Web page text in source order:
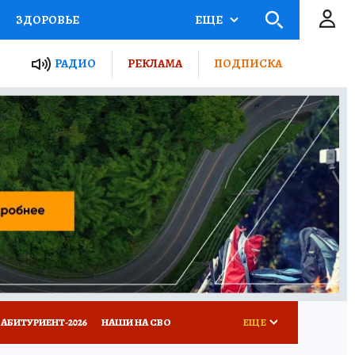
ЗДОРОВЬЕ
РОССИИ
ПУТЕВОДИТЕЛЬ
ТУРИЗМ
ПОТРЕБИТЕЛЯ ВСЕ О КП
ЕЩЕ
РАДИО РЕКЛАМА ПОДПИСКА
АБИТУРИЕНТ-2026 НАШИ НА СВО ЕЩЕ